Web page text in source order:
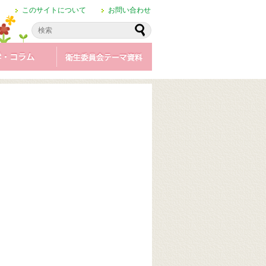
お問い合わせ
このサイトについて